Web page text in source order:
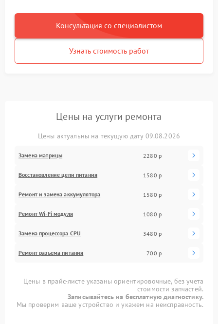
Консультация со специалистом
Узнать стоимость работ
Цены на услуги ремонта
Цены актуальны на текущую дату 09.08.2026
Замена матрицы 2280 р
Восстановление цепи питания 1580 р
Ремонт и замена аккумулятора 1580 р
Ремонт Wi-Fi модуля 1080 р
Замена процессора CPU 3480 р
Ремонт разъема питания 700 р
Цены в прайс-листе указаны ориентировочные, без учета
стоимости запчастей.
Записывайтесь на бесплатную диагностику.
Мы проверим ваше устройство и укажем на неисправность.